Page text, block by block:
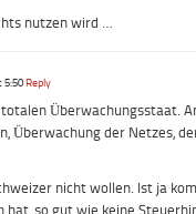
nutzen wird …
5:50 Reply
Überwachungsstaat.
Überwachung der Netzes,
nicht wollen. Ist ja
hat, so gut wie keine